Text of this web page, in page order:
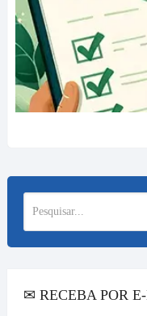
✉ RECEBA POR